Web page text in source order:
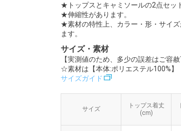
★トップスとキャミソールの2点セッ
★伸縮性があります。
★素材の特性上、カラー・形・サイ
ます。
サイズ・素材
【実測値のため、多少の誤差はご容赦
☆素材は【本体:ポリエステル100%】
サイズガイド
サイズ
トップス着丈
(cm)
サイズ
トップス着丈
(cm)